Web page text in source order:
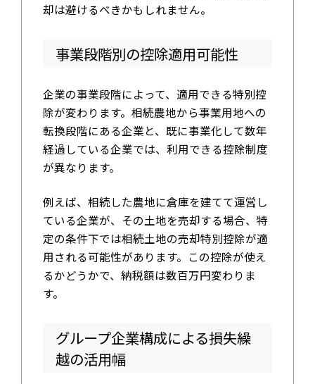
却は避けるべきかもしれません。
事業段階別の控除適用可能性
企業の事業段階によって、適用できる特別控
除が変わります。相続農地から事業用地への
転換段階にある企業と、既に事業化して数年
経過している企業では、利用できる控除制度
が異なります。
例えば、相続した農地に倉庫を建てて運営し
ている企業が、その土地を売却する場合、特
定の条件下では相続土地の売却特別控除が適
用される可能性があります。この控除が使え
るかどうかで、納税額は数百万円変わりま
す。
グループ企業構成による損失繰
越の活用幅